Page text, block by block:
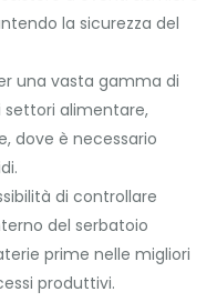
la sicurezza del
una vasta gamma di
settori alimentare,
dove è necessario
di controllare
del serbatoio
prime nelle migliori
produttivi.